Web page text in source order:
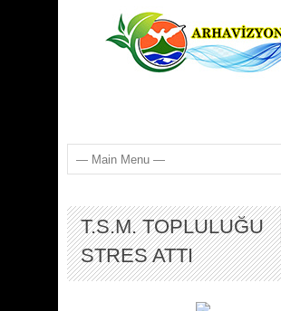
T.S.M. TOPLULUĞU
STRES ATTI